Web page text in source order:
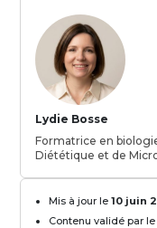
Lydie Bosse
Formatrice en
Diététique et de
Mis à jour le10 juin
Contenu validé par le